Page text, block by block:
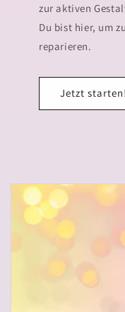
zur aktiven
Du bist hier, um
reparieren.
Jetzt starten!